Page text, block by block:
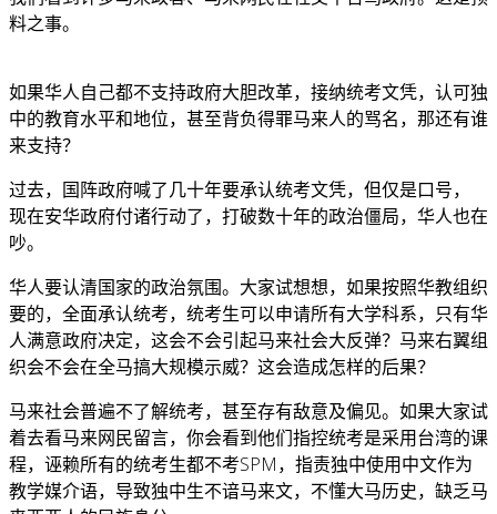
料之事。
如果华人自己都不支持政府大胆改革，接纳统考文凭，认可独
中的教育水平和地位，甚至背负得罪马来人的骂名，那还有谁
来支持？
过去，国阵政府喊了几十年要承认统考文凭，但仅是口号，
现在安华政府付诸行动了，打破数十年的政治僵局，华人也在
吵。
华人要认清国家的政治氛围。大家试想想，如果按照华教组织
要的，全面承认统考，统考生可以申请所有大学科系，只有华
人满意政府决定，这会不会引起马来社会大反弹？马来右翼组
织会不会在全马搞大规模示威？这会造成怎样的后果？
马来社会普遍不了解统考，甚至存有敌意及偏见。如果大家试
着去看马来网民留言，你会看到他们指控统考是采用台湾的课
程，诬赖所有的统考生都不考SPM，指责独中使用中文作为
教学媒介语，导致独中生不谙马来文，不懂大马历史，缺乏马